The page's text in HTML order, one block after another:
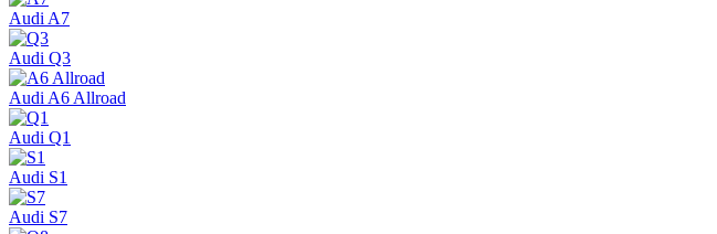
Audi A7
Audi Q3
Audi A6 Allroad
Audi Q1
Audi S1
Audi S7